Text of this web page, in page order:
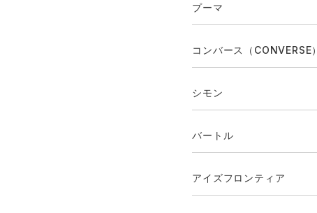
プーマ
コンバース（CONVERSE）
シモン
バートル
アイズフロンティア